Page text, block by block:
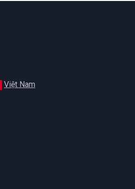
Việt Nam